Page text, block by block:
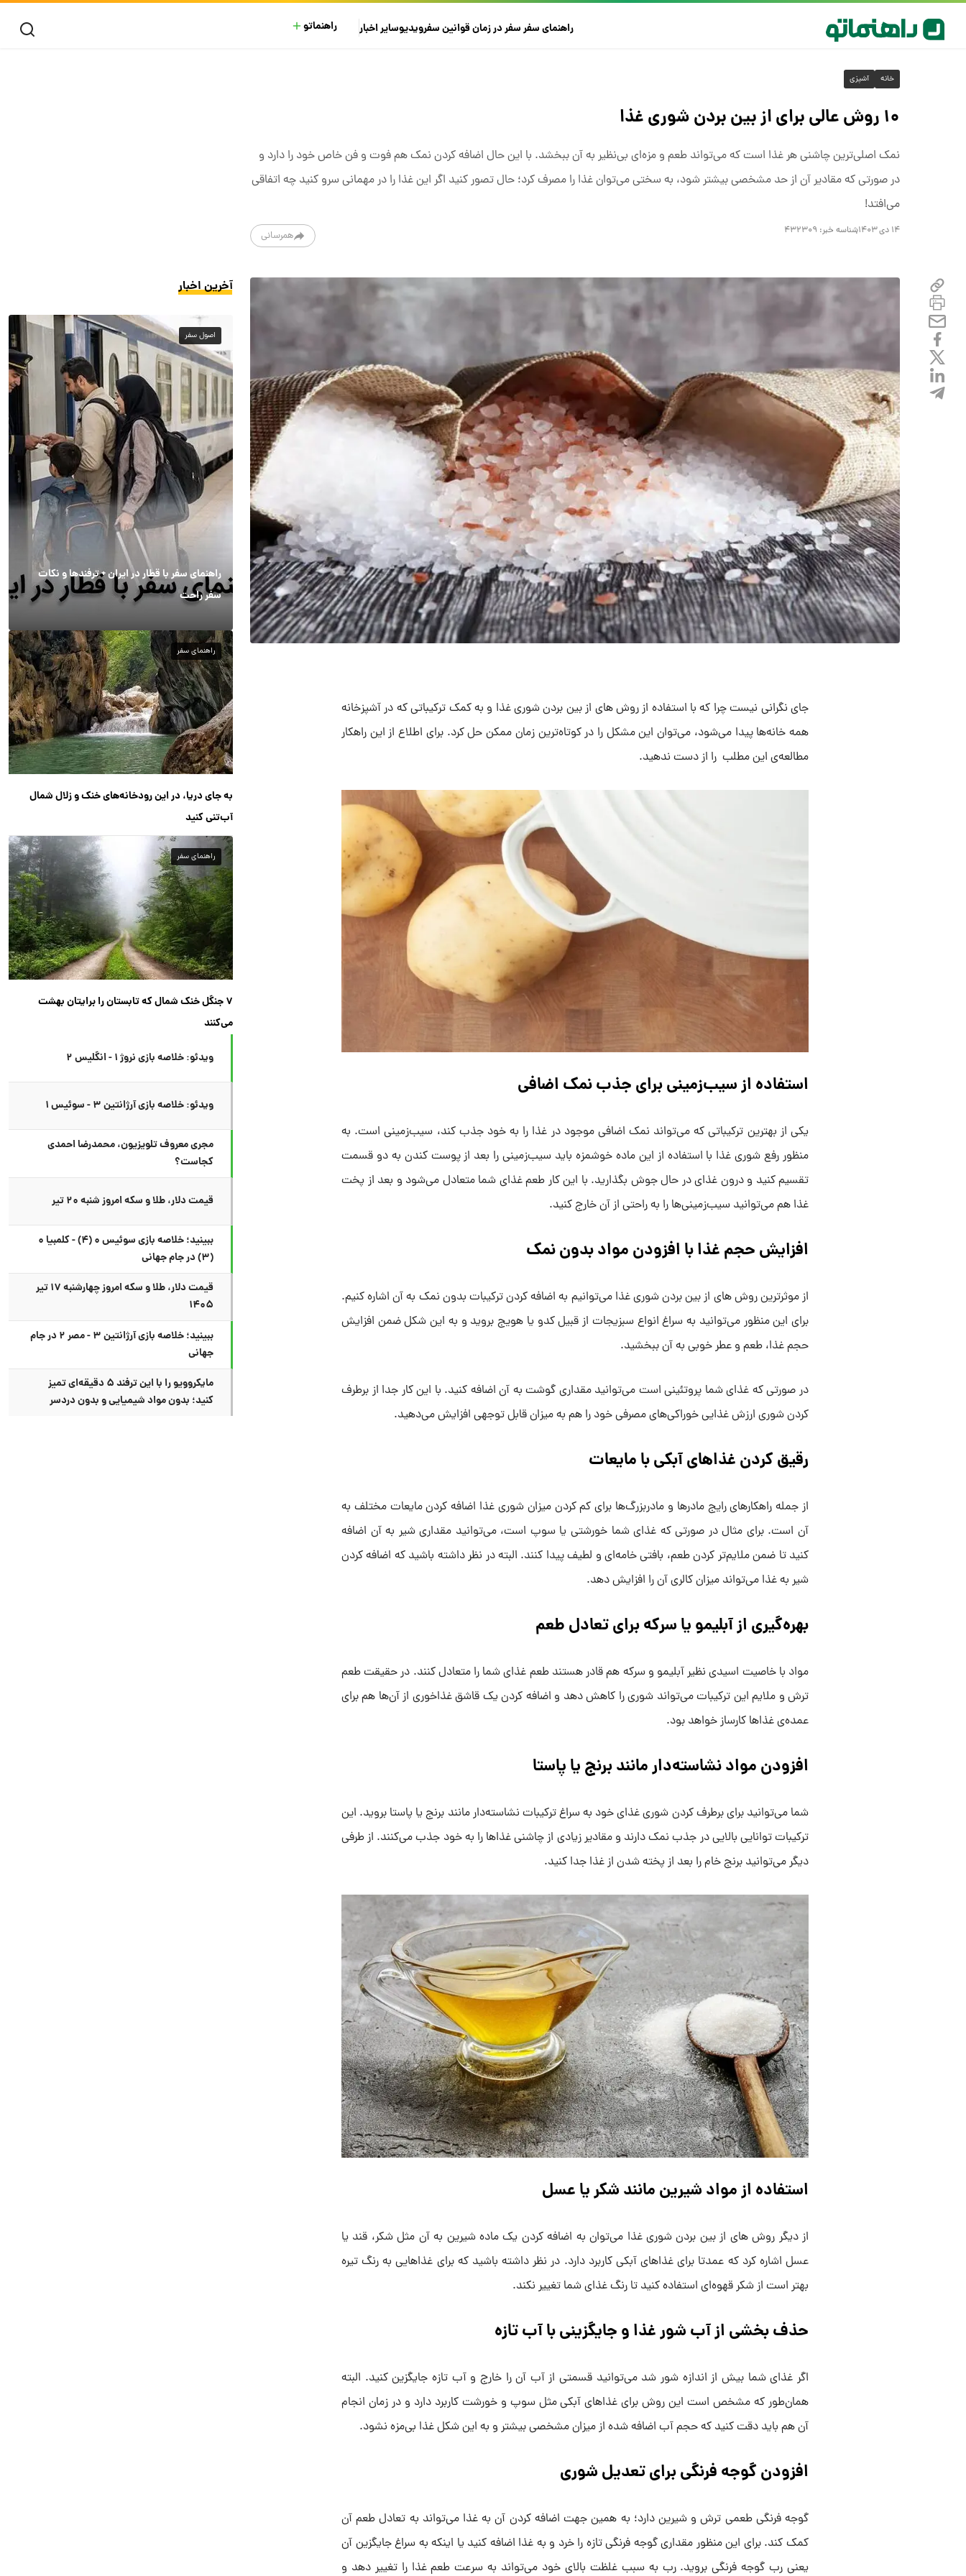
راهنمای سفرسفر در زمانقوانین سفرویدیوسایراخبار راهنماتو
خانه آشپزی
۱۰ روش عالی برای از بین بردن شوری غذا
نمک اصلی‌ترین چاشنی هر غذا است که می‌تواند طعم و مزه‌ای بی‌نظیر به آن ببخشد. با این حال اضافه کردن نمک هم فوت و فن خاص خود را دارد و
در صورتی که مقادیر آن از حد مشخصی بیشتر شود، به سختی می‌توان غذا را مصرف کرد؛ حال تصور کنید اگر این غذا را در مهمانی سرو کنید چه اتفاقی
می‌افتد!
۱۴ دی ۱۴۰۳ شناسه خبر: ۴۳۲۳۰۹ همرسانی
جای نگرانی نیست چرا که با استفاده از روش های از بین بردن شوری غذا و به کمک ترکیباتی که در آشپزخانه
همه خانه‌ها پیدا می‌شود، می‌توان این مشکل را در کوتاه‌ترین زمان ممکن حل کرد. برای اطلاع از این راهکار
مطالعه‌ی این مطلب را از دست ندهید.
استفاده از سیب‌زمینی برای جذب نمک اضافی
یکی از بهترین ترکیباتی که می‌تواند نمک اضافی موجود در غذا را به خود جذب کند، سیب‌زمینی است. به
منظور رفع شوری غذا با استفاده از این ماده خوشمزه باید سیب‌زمینی را بعد از پوست کندن به دو قسمت
تقسیم کنید و درون غذای در حال جوش بگذارید. با این کار طعم غذای شما متعادل می‌شود و بعد از پخت
غذا هم می‌توانید سیب‌زمینی‌ها را به راحتی از آن خارج کنید.
افزایش حجم غذا با افزودن مواد بدون نمک
از موثرترین روش های از بین بردن شوری غذا می‌توانیم به اضافه کردن ترکیبات بدون نمک به آن اشاره کنیم.
برای این منظور می‌توانید به سراغ انواع سبزیجات از قبیل کدو یا هویج بروید و به این شکل ضمن افزایش
حجم غذا، طعم و عطر خوبی به آن ببخشید.
در صورتی که غذای شما پروتئینی است می‌توانید مقداری گوشت به آن اضافه کنید. با این کار جدا از برطرف
کردن شوری ارزش غذایی خوراکی‌های مصرفی خود را هم به میزان قابل توجهی افزایش می‌دهید.
رقیق کردن غذاهای آبکی با مایعات
از جمله راهکارهای رایج مادرها و مادربزرگ‌ها برای کم کردن میزان شوری غذا اضافه کردن مایعات مختلف به
آن است. برای مثال در صورتی که غذای شما خورشتی یا سوپ است، می‌توانید مقداری شیر به آن اضافه
کنید تا ضمن ملایم‌تر کردن طعم، بافتی خامه‌ای و لطیف پیدا کنند. البته در نظر داشته باشید که اضافه کردن
شیر به غذا می‌تواند میزان کالری آن را افزایش دهد.
بهره‌گیری از آبلیمو یا سرکه برای تعادل طعم
مواد با خاصیت اسیدی نظیر آبلیمو و سرکه هم قادر هستند طعم غذای شما را متعادل کنند. در حقیقت طعم
ترش و ملایم این ترکیبات می‌تواند شوری را کاهش دهد و اضافه کردن یک قاشق غذاخوری از آن‌ها هم برای
عمده‌ی غذاها کارساز خواهد بود.
افزودن مواد نشاسته‌دار مانند برنج یا پاستا
شما می‌توانید برای برطرف کردن شوری غذای خود به سراغ ترکیبات نشاسته‌دار مانند برنج یا پاستا بروید. این
ترکیبات توانایی بالایی در جذب نمک دارند و مقادیر زیادی از چاشنی غذاها را به خود جذب می‌کنند. از طرفی
دیگر می‌توانید برنج خام را بعد از پخته شدن از غذا جدا کنید.
استفاده از مواد شیرین مانند شکر یا عسل
از دیگر روش های از بین بردن شوری غذا می‌توان به اضافه کردن یک ماده شیرین به آن مثل شکر، قند یا
عسل اشاره کرد که عمدتا برای غذاهای آبکی کاربرد دارد. در نظر داشته باشید که برای غذاهایی به رنگ تیره
بهتر است از شکر قهوه‌ای استفاده کنید تا رنگ غذای شما تغییر نکند.
حذف بخشی از آب شور غذا و جایگزینی با آب تازه
اگر غذای شما بیش از اندازه شور شد می‌توانید قسمتی از آب آن را خارج و آب تازه جایگزین کنید. البته
همان‌طور که مشخص است این روش برای غذاهای آبکی مثل سوپ و خورشت کاربرد دارد و در زمان انجام
آن هم باید دقت کنید که حجم آب اضافه شده از میزان مشخصی بیشتر و به این شکل غذا بی‌مزه نشود.
افزودن گوجه فرنگی برای تعدیل شوری
گوجه فرنگی طعمی ترش و شیرین دارد؛ به همین جهت اضافه کردن آن به غذا می‌تواند به تعادل طعم آن
کمک کند. برای این منظور مقداری گوجه فرنگی تازه را خرد و به غذا اضافه کنید یا اینکه به سراغ جایگزین آن
یعنی رب گوجه فرنگی بروید. رب به سبب غلظت بالای خود می‌تواند به سرعت طعم غذا را تغییر دهد و
آخرین اخبار
اصول سفر
راهنمای سفر با قطار در ایران + ترفندها و نکات
سفر راحت
راهنمای سفر
به جای دریا، در این رودخانه‌های خنک و زلال شمال
آب‌تنی کنید
راهنمای سفر
۷ جنگل خنک شمال که تابستان را برایتان بهشت
می‌کنند
ویدئو: خلاصه بازی نروژ ۱ - انگلیس ۲
ویدئو: خلاصه بازی آرژانتین ۳ - سوئیس ۱
مجری معروف تلویزیون، محمدرضا احمدی
کجاست؟
قیمت دلار، طلا و سکه امروز شنبه ۲۰ تیر
ببینید؛ خلاصه بازی سوئیس ۰ (۴) - کلمبیا ۰
(۳) در جام جهانی
قیمت دلار، طلا و سکه امروز چهارشنبه ۱۷ تیر
۱۴۰۵
ببینید؛ خلاصه بازی آرژانتین ۳ - مصر ۲ در جام
جهانی
مایکروویو را با این ترفند ۵ دقیقه‌ای تمیز
کنید؛ بدون مواد شیمیایی و بدون دردسر